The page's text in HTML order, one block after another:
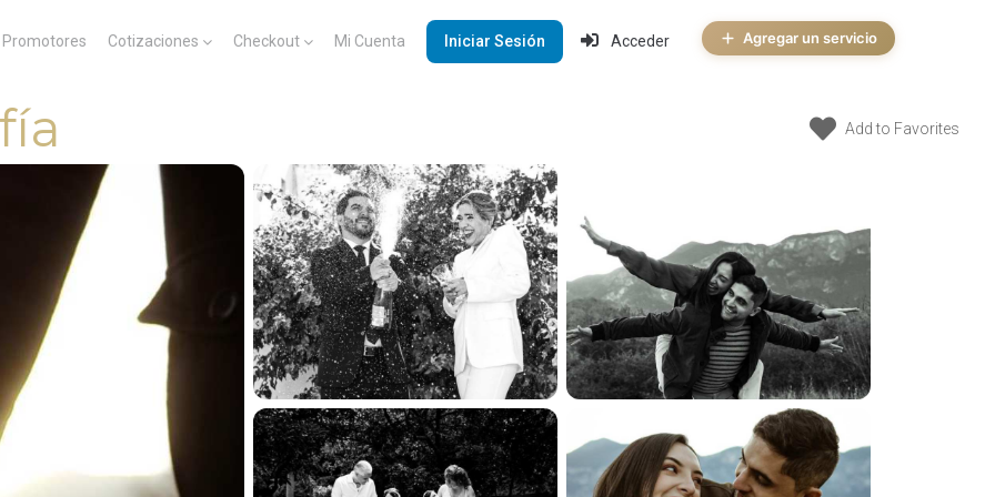
Promotores Cotizaciones Checkout Mi Cuenta Iniciar Sesión Acceder Agregar un servicio
Add to Favorites